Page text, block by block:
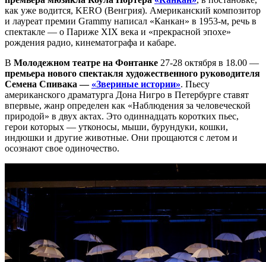
как уже водится, KERO (Венгрия). Американский композитор
и лауреат премии Grammy написал «Канкан» в 1953-м, речь в
спектакле — о Париже XIX века и «прекрасной эпохе»
рождения радио, кинематографа и кабаре.
В Молодежном театре на Фонтанке 27-28 октября в 18.00 —
премьера нового спектакля художественного руководителя
Семена Спивака — «Звериные истории». Пьесу
американского драматурга Дона Нигро в Петербурге ставят
впервые, жанр определен как «Наблюдения за человеческой
природой» в двух актах. Это одиннадцать коротких пьес,
герои которых — утконосы, мыши, бурундуки, кошки,
индюшки и другие животные. Они прощаются с летом и
осознают свое одиночество.